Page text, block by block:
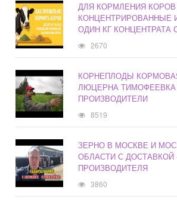
ДЛЯ КОРМЛЕНИЯ
КОНЦЕНТРИРОВАННЫЕ
ОДИН КГ КОНЦЕНТРАТА
2670
КОРНЕПЛОДЫ
ЛЮЦЕРНА
ПРОИЗВОДИТЕЛИ
8519
ЗЕРНО В МОСКВЕ И
ОБЛАСТИ С ДОСТАВКОЙ
ПРОИЗВОДИТЕЛЯ
3860